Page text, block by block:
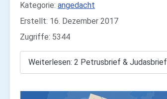
Kategorie: angedacht
Erstellt: 16. Dezember 2017
Zugriffe: 5344
Weiterlesen: 2 Petrusbrief & Judasbrief